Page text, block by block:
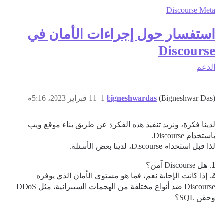
Discourse Meta
استفسار حول إجراءات الأمان في
Discourse
الدعم
bigneshwardas (Bigneshwar Das) 11 فبراير 2023، 5:16م 1
لدينا فكرة، ونريد تنفيذ هذه الفكرة عن طريق بناء موقع ويب
باستخدام Discourse.
لذا قبل استخدام Discourse، لدينا بعض الأسئلة.
1. هل Discourse آمن؟
2. إذا كانت الإجابة نعم، فما هو مستوى الأمان الذي يوفره
Discourse ضد أنواع مختلفة من الهجمات السيبرانية، مثل DDoS
وحقن SQL؟